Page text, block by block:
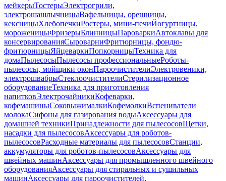
мейкерыТостерыЭлектрогрили,
электрошашлычницыВафельницы, орешницы,
кексницыХлебопечкиРостеры, мини-печиЙогуртницы,
мороженицыФризерыБлинницыПароваркиАвтоклавы для
консервированияСыроварниФритюрницы, фондю-
фритюрницыЯйцеваркиПопкорницыТехника для
домаПылесосыПылесосы профессиональныеРоботы-
пылесосы, мойщики оконПароочистителиЭлектровеники,
электрошвабрыСтеклоочистителиСтерилизационное
оборудованиеТехника для приготовления
напитковЭлектрочайникиКофеварки,
кофемашиныСоковыжималкиКофемолкиВспениватели
молокаСифоны для газирования водыАксессуары для
домашней техникиПринадлежности для пылесосовЩетки,
насадки для пылесосовАксессуары для роботов-
пылесосовРасходные материалы для пылесосовСтанции,
аккумуляторы для роботов-пылесосовАксессуары для
швейных машинАксессуары для промышленного швейного
оборудованияАксессуары для стиральных и сушильных
машинАксессуары для пароочистителей,